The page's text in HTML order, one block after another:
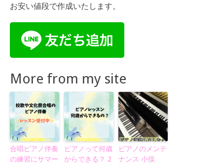
お安い値段で作成いたします。
More from my site
合唱ピアノ伴奏
の練習にサマー
ピアノって何歳
からできる？ 2
ピアノのメンテ
ナンス 小俣